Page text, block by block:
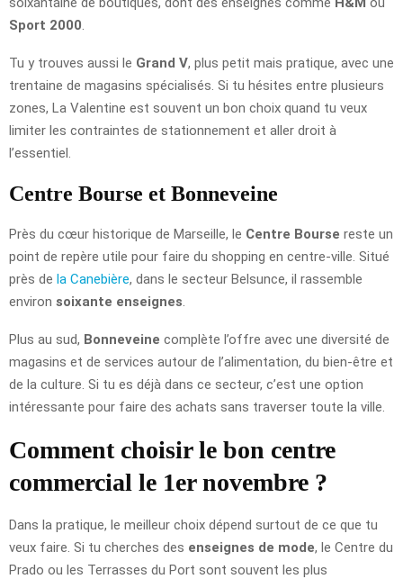
Sport 2000
Tu y trouves aussi le Grand V, plus petit mais pratique, avec une
trentaine de magasins spécialisés. Si tu hésites entre plusieurs
zones, La Valentine est souvent un bon choix quand tu veux
limiter les contraintes de stationnement et aller droit à
l’essentiel.
Centre Bourse et Bonneveine
Près du cœur historique de Marseille, le Centre Bourse reste un
point de repère utile pour faire du shopping en centre-ville. Situé
près de la Canebière, dans le secteur Belsunce, il rassemble
environ soixante enseignes
Plus au sud, Bonneveine complète l’offre avec une diversité de
magasins et de services autour de l’alimentation, du bien-être et
de la culture. Si tu es déjà dans ce secteur, c’est une option
intéressante pour faire des achats sans traverser toute la ville.
Comment choisir le bon centre
commercial le 1er novembre ?
Dans la pratique, le meilleur choix dépend surtout de ce que tu
veux faire. Si tu cherches des enseignes de mode, le Centre du
Prado ou les Terrasses du Port sont souvent les plus